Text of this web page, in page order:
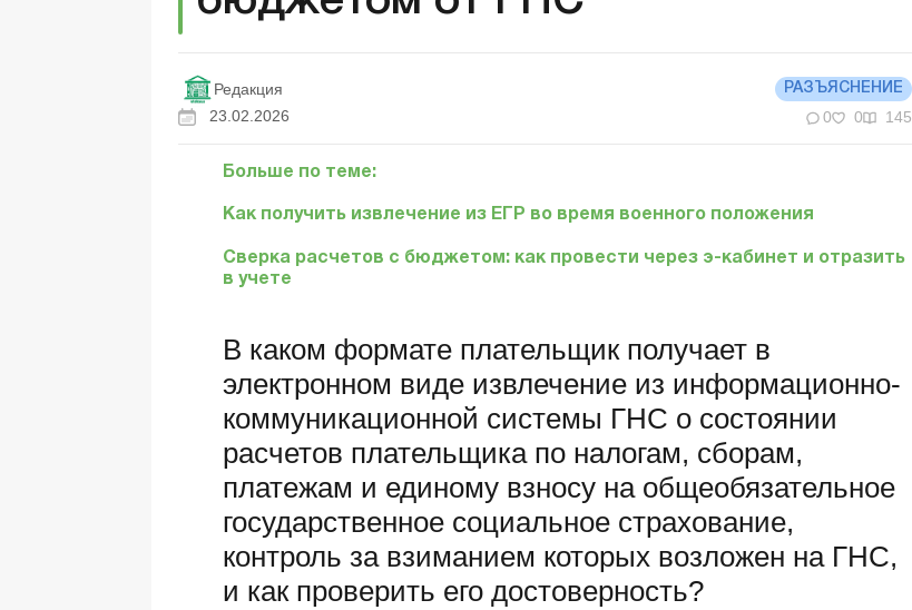
Редакция РАЗЪЯСНЕНИЕ
23.02.2026 0 0 145
Больше по теме:
Как получить извлечение из ЕГР во время военного положения
Сверка расчетов с бюджетом: как провести через э-кабинет и отразить
в учете
В каком формате плательщик получает в
электронном виде извлечение из информационно-
коммуникационной системы ГНС о состоянии
расчетов плательщика по налогам, сборам,
платежам и единому взносу на общеобязательное
государственное социальное страхование,
контроль за взиманием которых возложен на ГНС,
и как проверить его достоверность?